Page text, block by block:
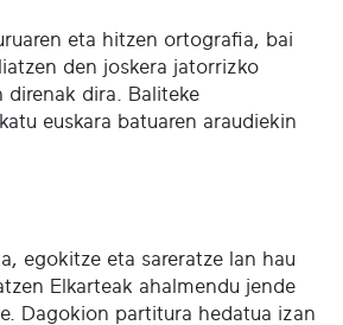
eta hitzen ortografia, bai
den joskera jatorrizko
direnak dira. Baliteke
euskara batuaren araudiekin
egokitze eta sareratze lan hau
Elkarteak ahalmendu jende
Dagokion partitura hedatua izan